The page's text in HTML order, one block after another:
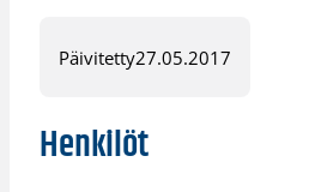
Päivitetty27.05.2017
Henkilöt